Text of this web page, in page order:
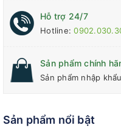
Hỗ trợ 24/7
Hotline:
Sản phẩm chính
Sản phẩm nhập
Sản phẩm nổi bật